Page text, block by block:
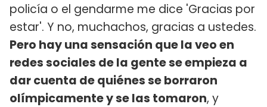
policía o el gendarme me dice 'Gracias por
estar'. Y no, muchachos, gracias a ustedes.
Pero hay una sensación que la veo en
redes sociales de la gente se empieza a
dar cuenta de quiénes se borraron
olímpicamente y se las tomaron, y